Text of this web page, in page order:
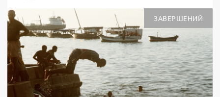
ЗАВЕРШЕНИЙ